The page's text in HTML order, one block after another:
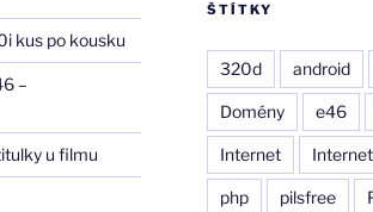
kus po kousku
–
u filmu
ŠTÍTKY
320d android
Domény e46
Internet
php pilsfree